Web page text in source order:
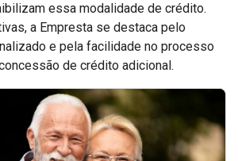
essa modalidade de crédito.
a Empresta se destaca pelo
e pela facilidade no processo
de crédito adicional.